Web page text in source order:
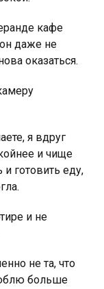
кафе
даже не
оказаться.
я вдруг
и чище
готовить еду,
и не
не та, что
больше